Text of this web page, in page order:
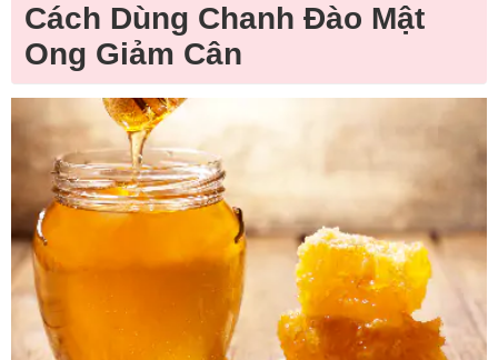
Cách Dùng Chanh Đào Mật
Ong Giảm Cân